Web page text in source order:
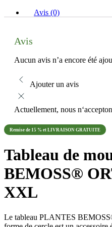
Avis (0)
Avis
Aucun avis n’a encore été
Ajouter un avis
Actuellement, nous
Remise de 15 % et LIVRAISON GRATUITE
Tableau de
BEMOSS®
XXL
Le tableau PLANTES